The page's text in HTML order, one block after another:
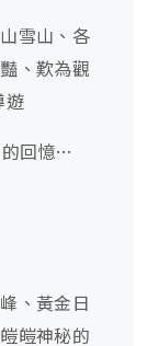
雪山、各
、歎為觀
遊
的回憶…
、黃金日
皚神秘的